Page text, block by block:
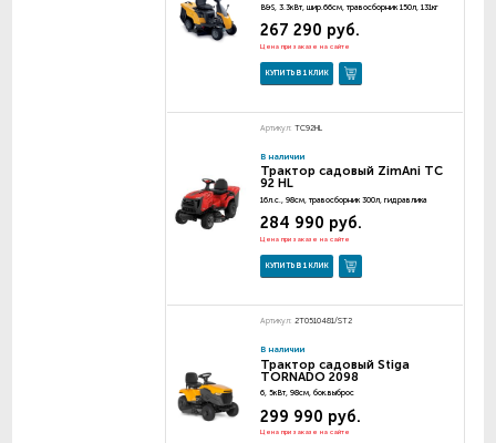
B&S, 3.3кВт, шир.66см, травосборник 150л, 131кг
267 290 руб.
Цена при заказе на сайте
КУПИТЬ В 1 КЛИК
Артикул: TC92HL
В наличии
Трактор садовый ZimAni TC
92 HL
16л.с., 98см, травосборник 300л, гидравлика
284 990 руб.
Цена при заказе на сайте
КУПИТЬ В 1 КЛИК
Артикул: 2T0510481/ST2
В наличии
Трактор садовый Stiga
TORNADO 2098
6, 5кВт, 98см, бок.выброс
299 990 руб.
Цена при заказе на сайте